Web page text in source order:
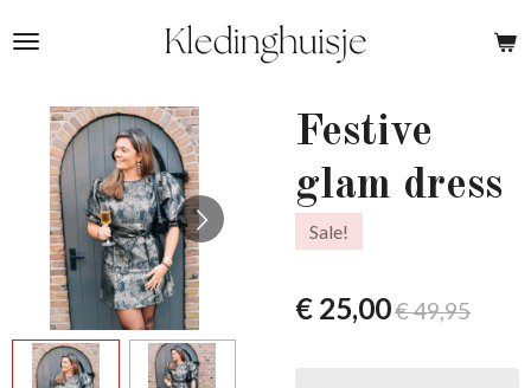
direct
hoofdinhoud
Festive
glam dress
Sale!
€ 25,00€ 49,95